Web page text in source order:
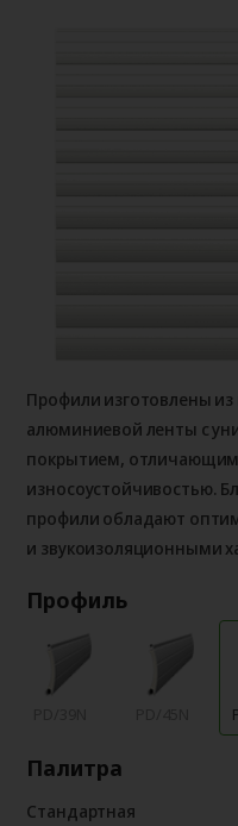
Профили изготовлены
алюминиевой ленты с
покрытием,
износоустойчивостью.
профили обладают
и звукоизоляционными
Профиль
Палитра
Стандартная